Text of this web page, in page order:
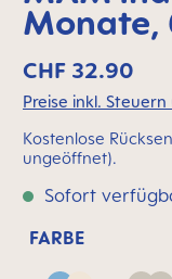
Monate,
CHF 32.90
Kostenlose
ungeöffnet).
Sofort
FARBE